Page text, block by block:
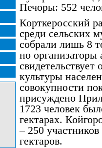
Печоры: 552
Корткеросский
среди сельских
собрали лишь 8
но организаторы
культуры
совокупности
присуждено
1723 человек
гектарах.
– 250
гектаров.